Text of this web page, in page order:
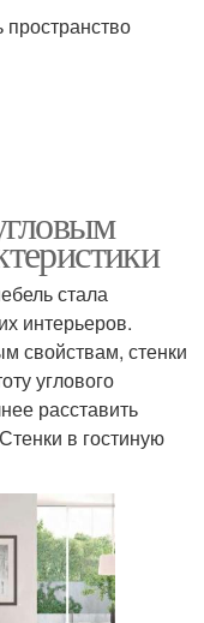
пространство
стала
интерьеров.
свойствам, стенки
углового
расставить
в гостиную